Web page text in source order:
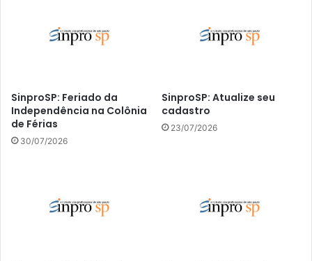
SinproSP: Feriado da
Independência na Colônia
de Férias
30/07/2026
SinproSP: Atualize seu
cadastro
23/07/2026